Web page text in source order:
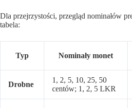
Dla przejrzystości, przegląd nominałów
tabela:
Typ Nominały monet
Drobne
1, 2, 5, 10, 25, 50
centów; 1, 2, 5 LKR